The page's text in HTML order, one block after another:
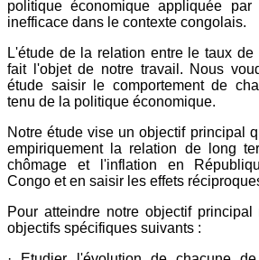
politique économique appliquée
inefficace dans le contexte congolais.
L'étude de la relation entre le taux
fait l'objet de notre travail. Nous
étude saisir le comportement de
tenu de la politique économique.
Notre étude vise un objectif principal
empiriquement la relation de long
chômage et l'inflation en
Congo et en saisir les effets
Pour atteindre notre objectif
objectifs spécifiques suivants :